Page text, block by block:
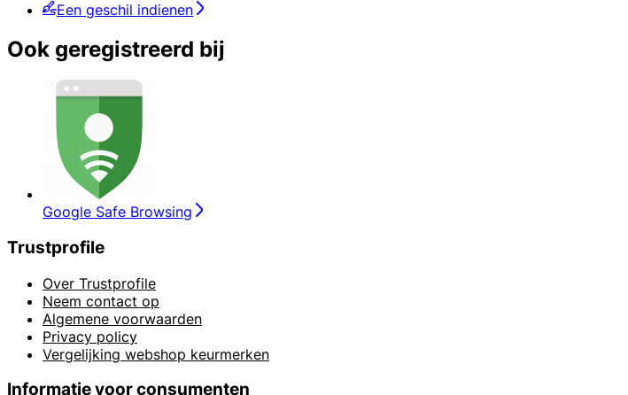
Een geschil indienen
Ook geregistreerd bij
Google Safe Browsing
Trustprofile
Over Trustprofile
Neem contact op
Algemene voorwaarden
Privacy policy
Vergelijking webshop keurmerken
Informatie voor consumenten